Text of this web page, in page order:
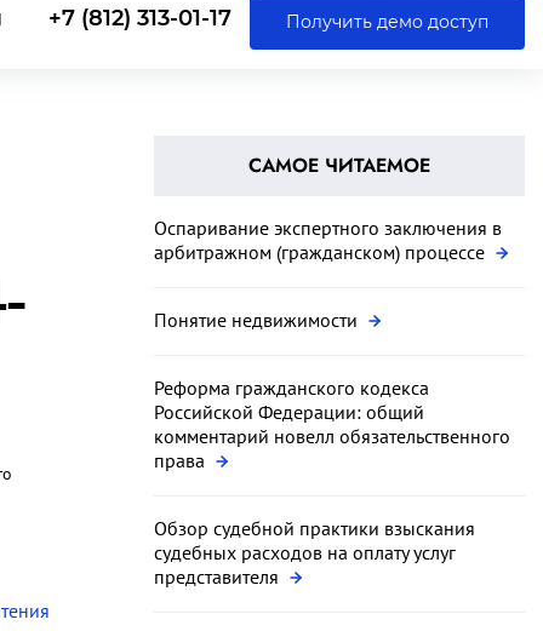
+7 (812) 313-01-17 Получить демо доступ
САМОЕ ЧИТАЕМОЕ
Оспаривание экспертного заключения в
арбитражном (гражданском) процессе
Понятие недвижимости
Реформа гражданского кодекса
Российской Федерации: общий
комментарий новелл обязательственного
права
Обзор судебной практики взыскания
судебных расходов на оплату услуг
представителя